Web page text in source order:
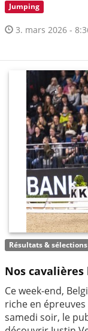
Jumping
3. mars 2026 -
Résultats & sélections
Nos
Ce week-end,
riche en épreuves
samedi soir, le